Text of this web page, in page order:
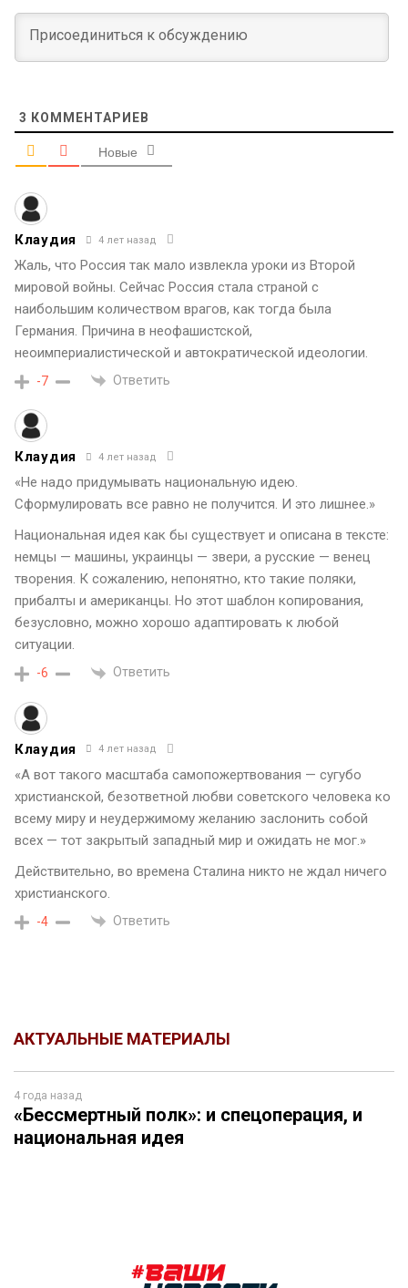
3 КОММЕНТАРИЕВ
Новые
Клаудия 4 лет назад
Жаль, что Россия так мало извлекла уроки из Второй
мировой войны. Сейчас Россия стала страной с
наибольшим количеством врагов, как тогда была
Германия. Причина в неофашистской,
неоимпериалистической и автократической идеологии.
-7 Ответить
Клаудия 4 лет назад
«Не надо придумывать национальную идею.
Сформулировать все равно не получится. И это лишнее.»
Национальная идея как бы существует и описана в тексте:
немцы — машины, украинцы — звери, а русские — венец
творения. К сожалению, непонятно, кто такие поляки,
прибалты и американцы. Но этот шаблон копирования,
безусловно, можно хорошо адаптировать к любой
ситуации.
-6 Ответить
Клаудия 4 лет назад
«А вот такого масштаба самопожертвования — сугубо
христианской, безответной любви советского человека ко
всему миру и неудержимому желанию заслонить собой
всех — тот закрытый западный мир и ожидать не мог.»
Действительно, во времена Сталина никто не ждал ничего
христианского.
-4 Ответить
АКТУАЛЬНЫЕ МАТЕРИАЛЫ
4 года назад
«Бессмертный полк»: и спецоперация, и
национальная идея